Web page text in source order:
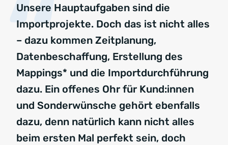
Unsere Hauptaufgaben sind die
Importprojekte. Doch das ist nicht alles
– dazu kommen Zeitplanung,
Datenbeschaffung, Erstellung des
Mappings* und die Importdurchführung
dazu. Ein offenes Ohr für Kund:innen
und Sonderwünsche gehört ebenfalls
dazu, denn natürlich kann nicht alles
beim ersten Mal perfekt sein, doch